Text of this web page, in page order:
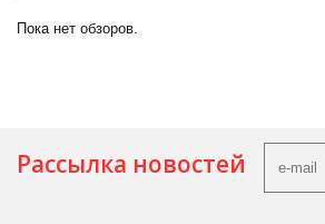
Пока нет обзоров.
Рассылка новостей